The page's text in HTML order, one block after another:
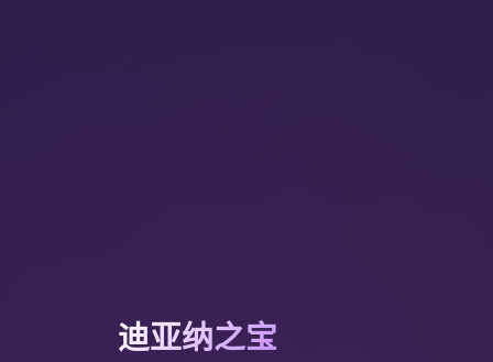
迪亚纳之宝